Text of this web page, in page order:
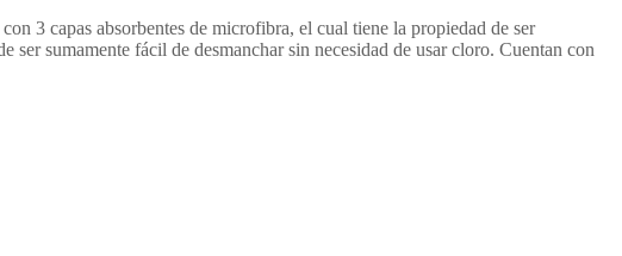
3 capas absorbentes de microfibra, el cual tiene la propiedad de ser
ser sumamente fácil de desmanchar sin necesidad de usar cloro. Cuentan con